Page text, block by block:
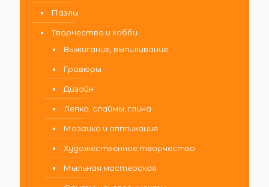
Пазлы
Творчество и хобби
Выжигание, выпиливание
Гравюры
Дизайн
Лепка, слаймы, глина
Мозаика и аппликация
Художественное творчество
Мыльная мастерская